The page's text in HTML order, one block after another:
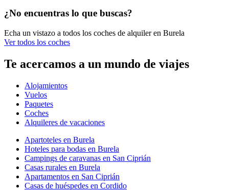
¿No encuentras lo que buscas?
Echa un vistazo a todos los coches de alquiler en Burela
Ver todos los coches
Te acercamos a un mundo de viajes
Alojamientos
Vuelos
Paquetes
Coches
Alquileres de vacaciones
Apartoteles en Burela
Hoteles para bodas en Burela
Campings de caravanas en San Ciprián
Casas rurales en Burela
Apartamentos en San Ciprián
Casas de huéspedes en Cordido